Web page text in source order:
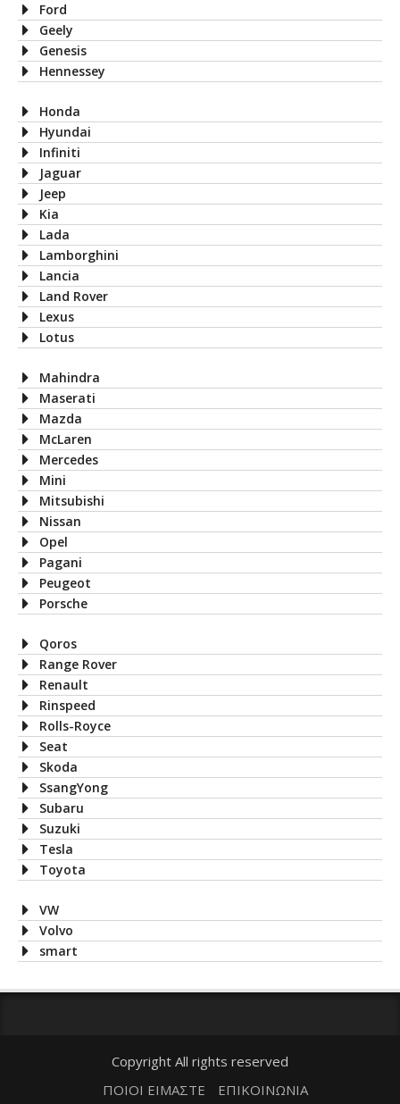
Ford
Geely
Genesis
Hennessey
Honda
Hyundai
Infiniti
Jaguar
Jeep
Kia
Lada
Lamborghini
Lancia
Land Rover
Lexus
Lotus
Mahindra
Maserati
Mazda
McLaren
Mercedes
Mini
Mitsubishi
Nissan
Opel
Pagani
Peugeot
Porsche
Qoros
Range Rover
Renault
Rinspeed
Rolls-Royce
Seat
Skoda
SsangYong
Subaru
Suzuki
Tesla
Toyota
VW
Volvo
smart
Copyright All rights reserved
ΠΟΙΟΙ ΕΙΜΑΣΤΕ
ΕΠΙΚΟΙΝΩΝΙΑ